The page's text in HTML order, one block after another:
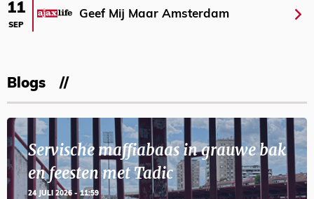
11
SEP
Geef Mij Maar Amsterdam
Blogs
Servische maffiabaas in grauwe bak
en feesten met Tadic
24 JULI 2026 - 11:59